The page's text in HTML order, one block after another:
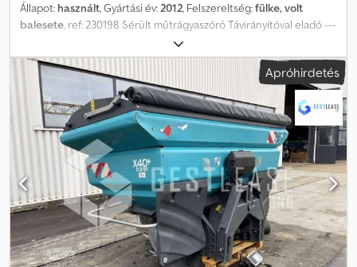
Állapot: használt, Gyártási év:2012, Felszereltség:fülke, volt
balesete, ref: 230198 Sérült műtrágyaszóró Távirányítóval eladó ---
-- Káresemény körülményei ----- Emelőgép leesése ----- Főbb
sérült alkatrészek ----- - Töltőgarat - Alváz - Kiszórórendszer Az
eladási ár ÁFA nélkül értendő. Szállítás felár ellenében lehetséges.
További információk és képek a honlapunkon elérhetők! Dkjdpel
E S Hfjfx An Njr Foglaljon időpontot, hogy a legjobb feltételek
mellett fogadhassuk! Társaságunk, amely mezőgazdasági és ipari
gépek adásvételére szakosodott, minden típusú professzionális
berendezést gyors szakértői értékelés alapján, azonnali
kifizetéssel visszavásárol. Örömmel látjuk új telephelyünkön: 17
Route d’Eschau, 67400 ILLKIRCH-GRAFFENSTADEN. Több mint 100
000 m²-es gépparkkal Strasbourg déli részén és teljesen
felszerelt műhellyel több mint 350 géptípus található nálunk
(építőipari gépek, anyagmozgató gépek, mezőgazdasági gépek,
tehergépkocsik, személygépkocsik, kishaszonjárművek) –
Apróhirdetés